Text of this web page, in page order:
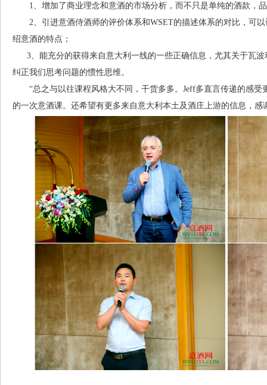
1、增加了商业理念和意酒的市场分析，而不只是单纯的酒款，
2、引进意酒侍酒师的评价体系和WSET的描述体系的对比，可以
绍意酒的特点；
3、能充分的获得来自意大利一线的一些正确信息，尤其关于瓦波
纠正我们思考问题的惯性思维。
“总之与以往课程风格大不同，干货多多。Jeff多直言传递的感受
的一次意酒课。还希望有更多来自意大利本土及酒庄上游的信息，感